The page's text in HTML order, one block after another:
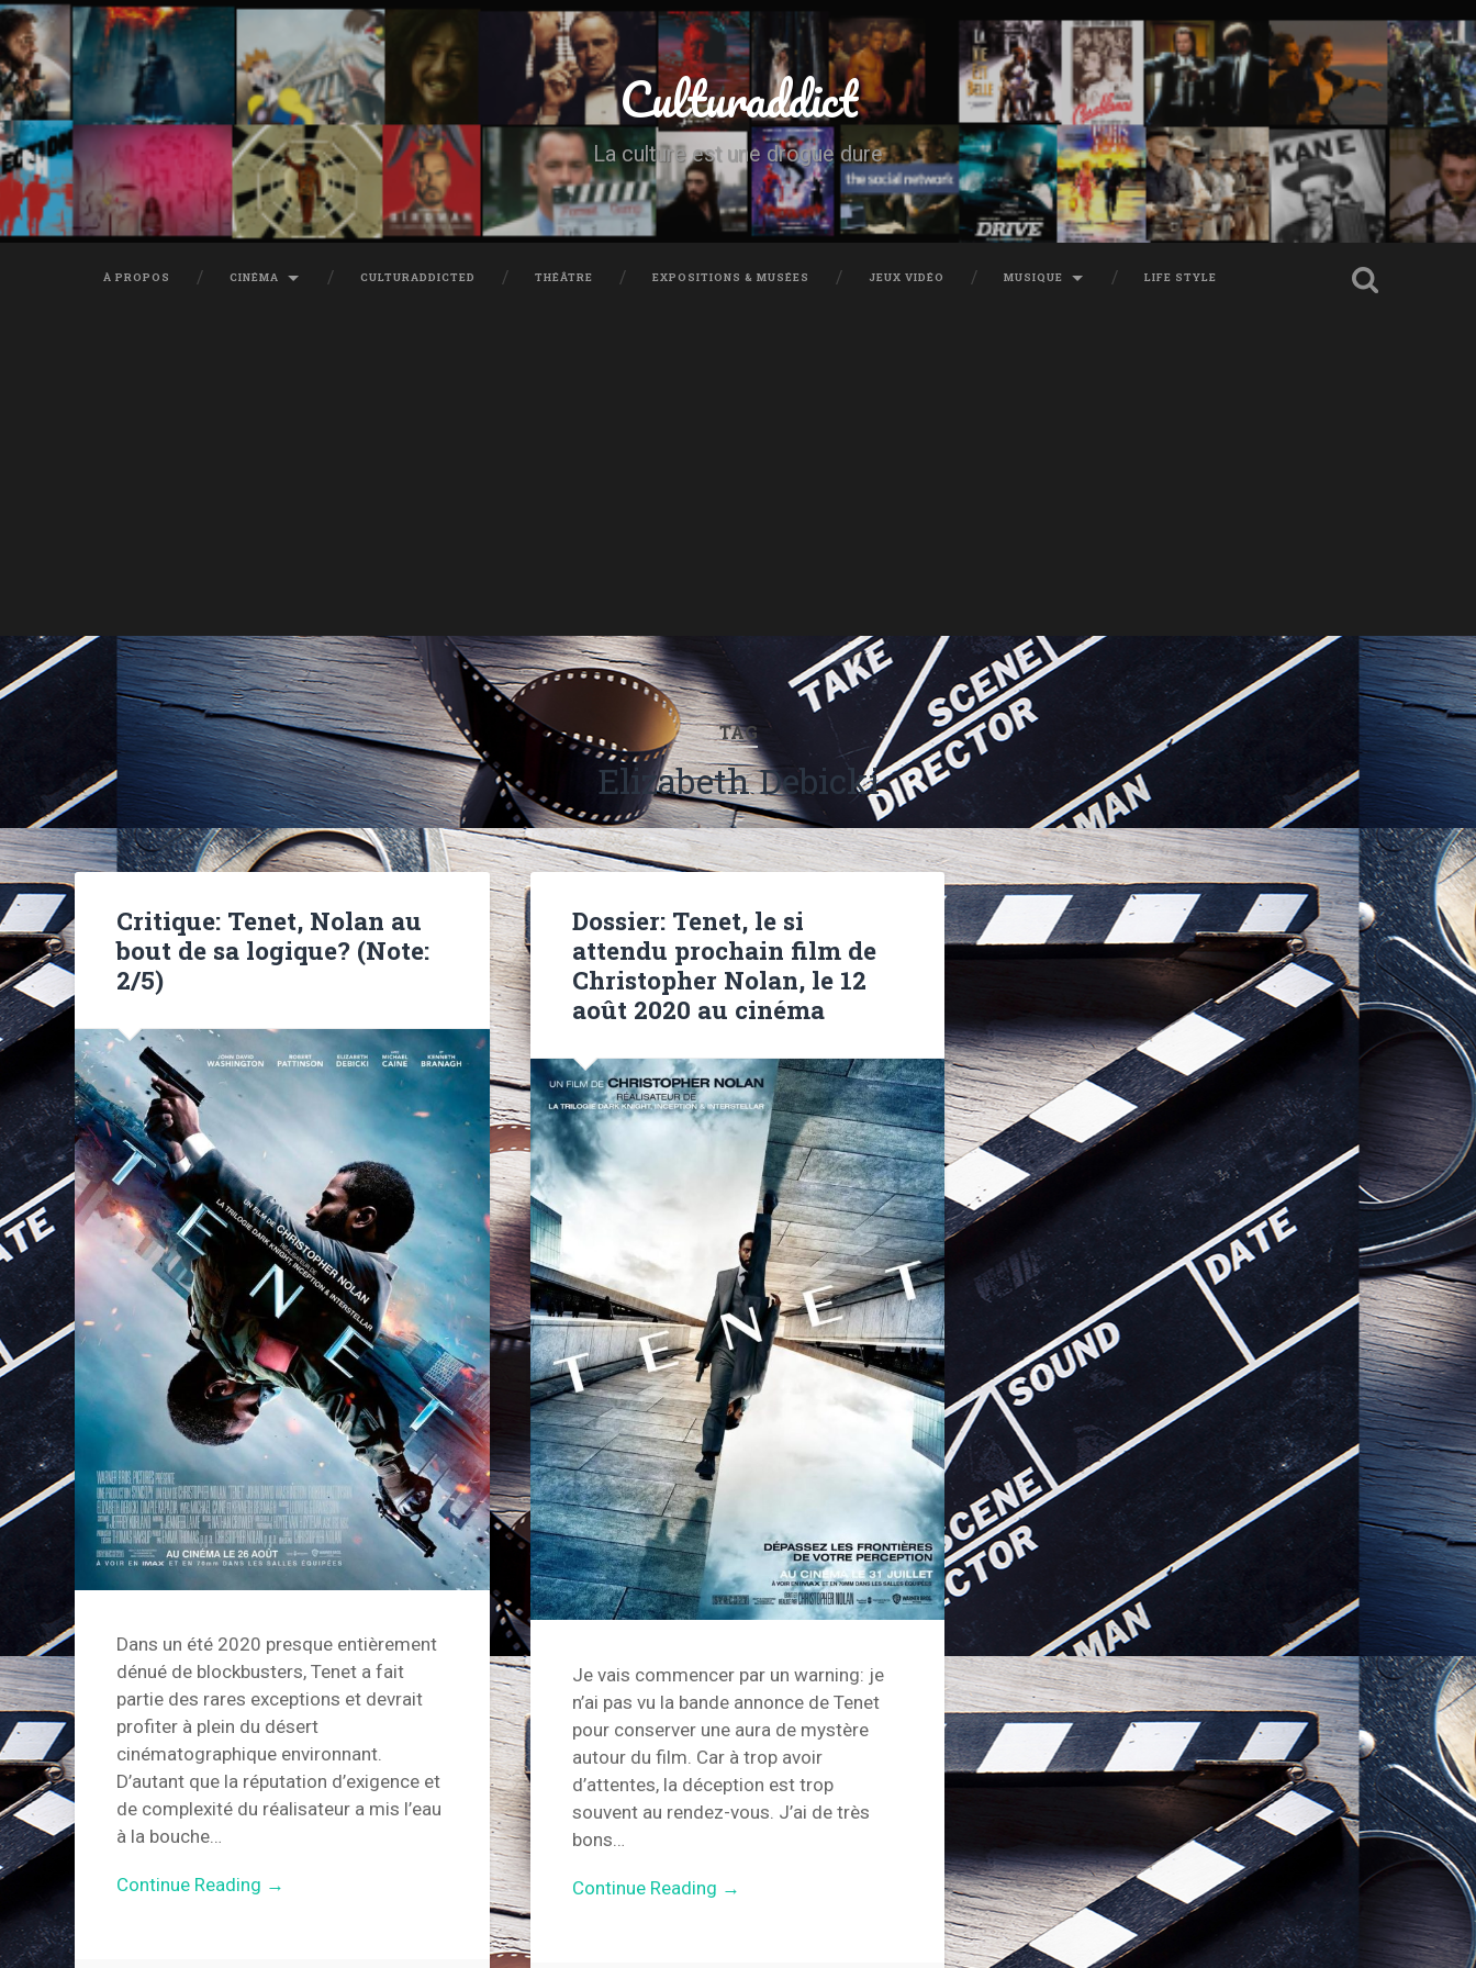
Culturaddict
La culture est une drogue dure
À PROPOS CINÉMA CULTURADDICTED THÉÂTRE EXPOSITIONS & MUSÉES JEUX VIDÉO MUSIQUE LIFE STYLE
TAG
Elizabeth Debicki
Critique: Tenet, Nolan au
bout de sa logique? (Note:
2/5)
Dans un été 2020 presque entièrement
dénué de blockbusters, Tenet a fait
partie des rares exceptions et devrait
profiter à plein du désert
cinématographique environnant.
D’autant que la réputation d’exigence et
de complexité du réalisateur a mis l’eau
à la bouche…
Continue Reading →
Dossier: Tenet, le si
attendu prochain film de
Christopher Nolan, le 12
août 2020 au cinéma
Je vais commencer par un warning: je
n’ai pas vu la bande annonce de Tenet
pour conserver une aura de mystère
autour du film. Car à trop avoir
d’attentes, la déception est trop
souvent au rendez-vous. J’ai de très
bons…
Continue Reading →